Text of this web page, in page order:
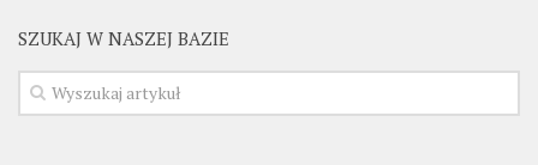
SZUKAJ W NASZEJ BAZIE